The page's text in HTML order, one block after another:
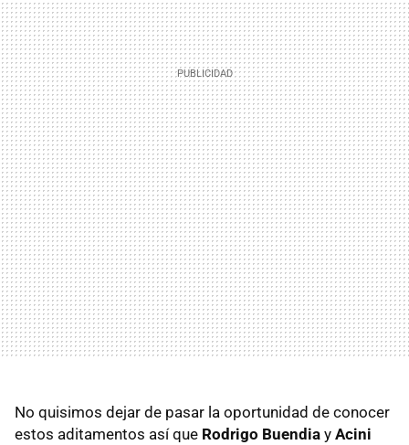
No quisimos dejar de pasar la oportunidad de conocer
estos aditamentos así que Rodrigo Buendia y Acini